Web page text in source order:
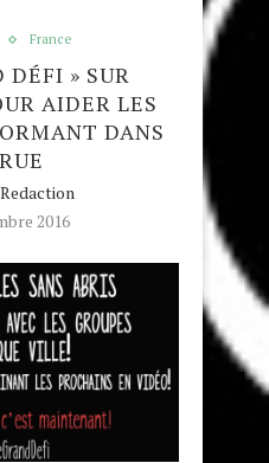
France
DÉFI » SUR
AIDER LES
DANS
Redaction
2016